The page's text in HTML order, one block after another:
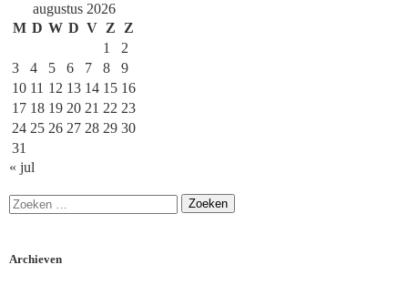
augustus 2026
M D W D V Z Z
1
2
3
4 5 6 7 8
9
10 11 12 13 14 15 16
17 18 19 20 21 22 23
24 25 26 27 28 29 30
31
« jul
Archieven